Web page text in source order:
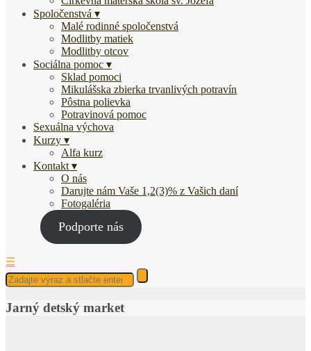
Spoločenstvá
Malé rodinné spoločenstvá
Modlitby matiek
Modlitby otcov
Sociálna pomoc
Sklad pomoci
Mikulášska zbierka trvanlivých potravín
Pôstna polievka
Potravinová pomoc
Sexuálna výchova
Kurzy
Alfa kurz
Kontakt
O nás
Darujte nám Vaše 1,2(3)% z Vašich daní
Fotogaléria
Podporte nás
☰
Jarný detský market